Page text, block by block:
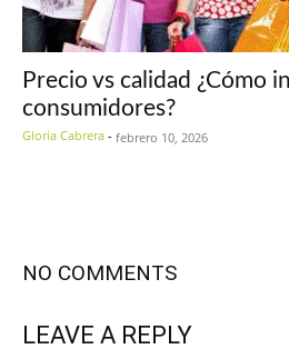
Precio vs calidad ¿Cómo
consumidores?
Gloria Cabrera - febrero 10, 2026
NO COMMENTS
LEAVE A REPLY